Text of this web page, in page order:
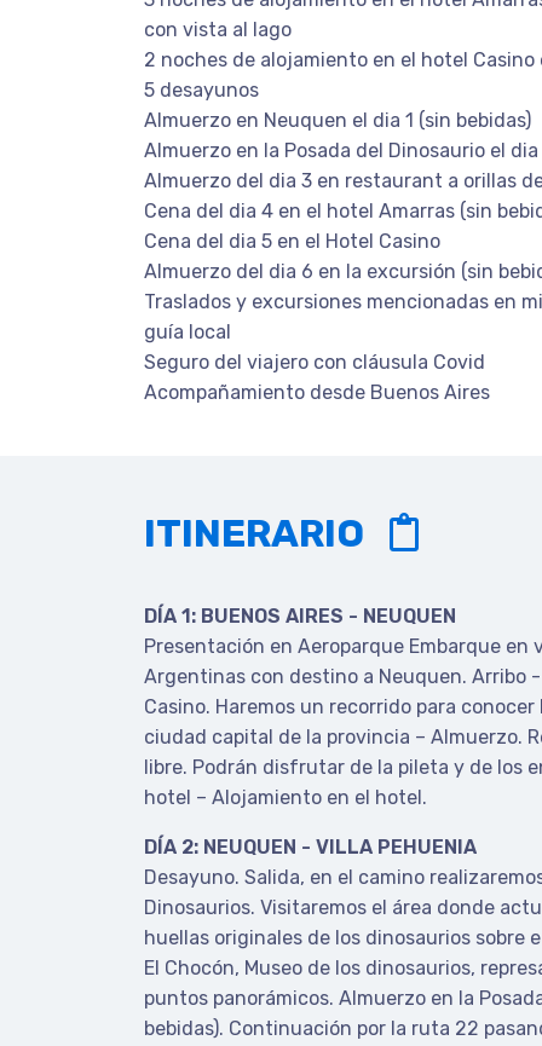
con vista al lago
2 noches de alojamiento en el hotel
5 desayunos
Almuerzo en Neuquen el dia 1 (sin bebidas)
Almuerzo en la Posada del Dinosaurio el
Almuerzo del dia 3 en restaurant a orillas
Cena del dia 4 en el hotel Amarras (sin
Cena del dia 5 en el Hotel Casino
Almuerzo del dia 6 en la excursión (sin
Traslados y excursiones mencionadas en
guía local
Seguro del viajero con cláusula Covid
Acompañamiento desde Buenos Aires
ITINERARIO
DÍA 1: BUENOS AIRES - NEUQUEN
Presentación en Aeroparque Embarque en
Argentinas con destino a Neuquen. Arribo
Casino. Haremos un recorrido para
ciudad capital de la provincia – Almuerzo.
libre. Podrán disfrutar de la pileta y de los
hotel – Alojamiento en el hotel.
DÍA 2: NEUQUEN - VILLA PEHUENIA
Desayuno. Salida, en el camino
Dinosaurios. Visitaremos el área donde
huellas originales de los dinosaurios sobre
El Chocón, Museo de los dinosaurios,
puntos panorámicos. Almuerzo en la
bebidas). Continuación por la ruta 22